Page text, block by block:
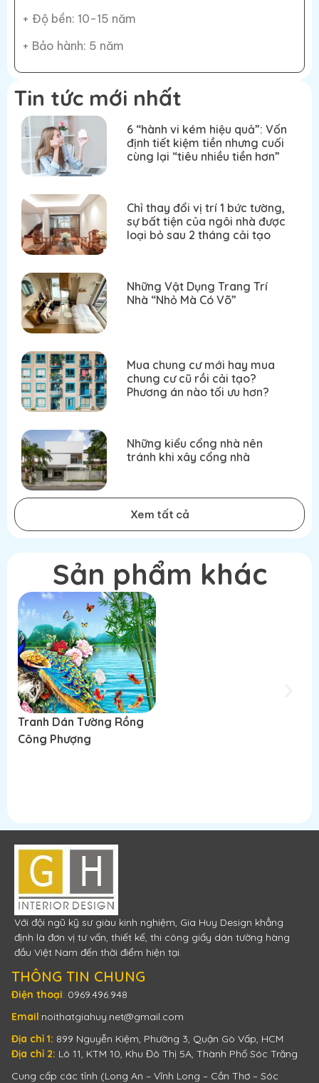
+ Độ bền: 10-15 năm
+ Bảo hành: 5 năm
Tin tức mới nhất
6 “hành vi kém hiệu quả”: Vốn
định tiết kiệm tiền nhưng cuối
cùng lại “tiêu nhiều tiền hơn”
Chỉ thay đổi vị trí 1 bức tường,
sự bất tiện của ngôi nhà được
loại bỏ sau 2 tháng cải tạo
Những Vật Dụng Trang Trí
Nhà “Nhỏ Mà Có Võ”
Mua chung cư mới hay mua
chung cư cũ rồi cải tạo?
Phương án nào tối ưu hơn?
Những kiểu cổng nhà nên
tránh khi xây cổng nhà
Xem tất cả
Sản phẩm khác
Tranh Dán Tường Rồng
Công Phượng
Với đội ngũ kỹ sư giàu kinh nghiệm, Gia Huy Design khẳng
định là đơn vị tư vấn, thiết kế, thi công giấy dán tường hàng
đầu Việt Nam đến thời điểm hiện tại.
THÔNG TIN CHUNG
Điện thoại: 0969.496.948
Email:noithatgiahuy.net@gmail.com
Địa chỉ 1: 899 Nguyễn Kiệm, Phường 3, Quận Gò Vấp, HCM
Địa chỉ 2: Lô 11, KTM 10, Khu Đô Thị 5A, Thành Phố Sóc Trăng
Cung cấp các tỉnh (Long An – Vĩnh Long – Cần Thơ – Sóc